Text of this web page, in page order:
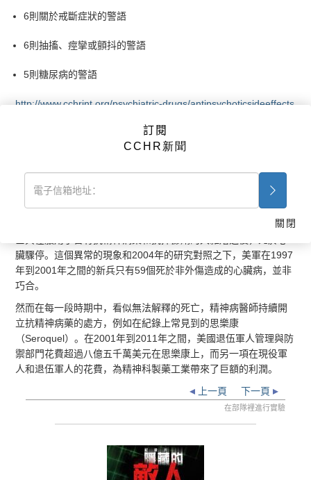
6則關於戒斷症狀的警語
6則抽搐、痙攣或顫抖的警語
5則糖尿病的警語
http://www.cchrint.org/psychiatric-drugs/antipsychoticsideeffects
思樂康（Seroquel），特別會讓戰鬥中的老兵引發
心臟驟停和猝死。士兵所熟知的「死樂康」，常被用來治療失眠
神病藥物並沒有更好，最近在《新英格蘭醫學雜誌》上的一項研
究報告顯示，所有這一類的藥物雙倍的加重心臟驟停的風險。
而當這些藥物被給予為數眾多的軍人時，悲劇就開始廣泛的漫延
了。根據神經科專科醫生──弗雷德．伯亨醫師的檢視，有351個
臟驟停。這個異常的現象和2004年的研究對照之下，美軍在1997
年到2001年之間的新兵只有59個死於非外傷造成的心臟病，並非
巧合。
然而在每一段時期中，看似無法解釋的死亡，精神病醫師持續開
立抗精神病藥的處方，例如在紀錄上常見到的思樂康
（Seroquel）。在2001年到2011年之間，美國退伍軍人管理與防
禦部門花費超過八億五千萬美元在思樂康上，而另一項在現役軍
人和退伍軍人的花費，為精神科製藥工業帶來了巨額的利潤。
下一頁
上一頁
在部隊裡進行實驗
訂閱
CCHR新聞
關閉